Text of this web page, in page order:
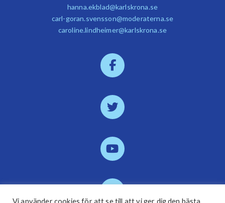
hanna.ekblad@karlskrona.se
carl-goran.svensson@moderaterna.se
caroline.lindheimer@karlskrona.se
Vi använder cookies för att se till att vi ger dig den bästa